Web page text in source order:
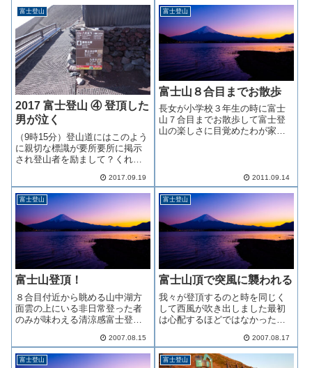
富士登山
2017 富士登山 ④ 登頂した
男が泣く
（9時15分）登山道にはこのよう
に親切な標識が要所要所に掲示
され登山者を励まして？くれま
あと900ｍ・1時間歩け！とあり
ます富士登山するとき呼吸は必
ず「深呼吸」登るにつれ空気が
薄くなるので深く吸わないと酸
欠...
2017.09.19
富士登山
富士山８合目までお散歩
長女が小学校３年生の時に富士
山７合目までお散歩して富士登
山の楽しさに目覚めたわが家で
2011.09.14
富士登山
富士山登頂！
８合目付近から眺める山中湖方
面雲の上にいる非日常登った者
のみが味わえる清涼感富士登山
2007.08.15
富士登山
富士山頂で突風に襲われる
我々が登頂するのと時を同じく
して西風が吹き出しました最初
は心配するほどではなかったの
な勢いで吹き始めました2007.08.17
富士登山 富士登山